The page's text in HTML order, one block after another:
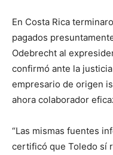
En Costa Rica
pagados
Odebrecht al
confirmó ante la
empresario de origen
ahora colaborador
“Las mismas fuentes
certificó que Toledo sí